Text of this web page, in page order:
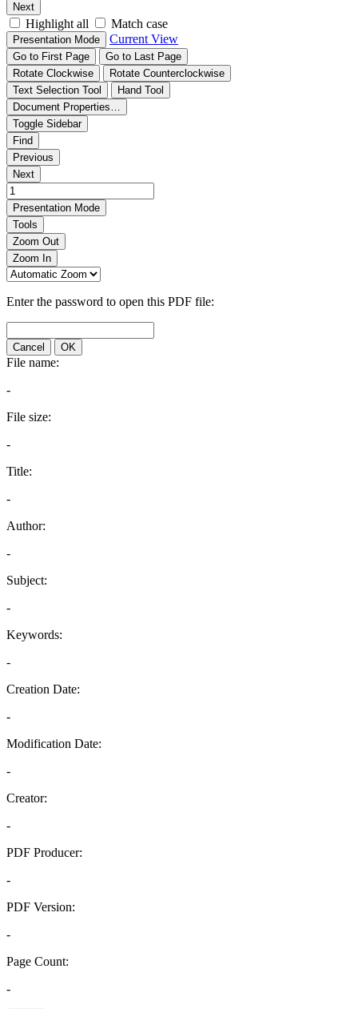
Next
Highlight all Match case
Presentation Mode Current View
Go to First Page
Go to Last Page
Rotate Clockwise
Rotate Counterclockwise
Text Selection Tool
Hand Tool
Document Properties…
Toggle Sidebar
Find
Previous
Next
Presentation Mode
Tools
Zoom Out
Zoom In
Enter the password to open this PDF file:
Cancel OK
File name:
-
File size:
-
Title:
-
Author:
-
Subject:
-
Keywords:
-
Creation Date:
-
Modification Date:
-
Creator:
-
PDF Producer:
-
PDF Version:
-
Page Count:
-